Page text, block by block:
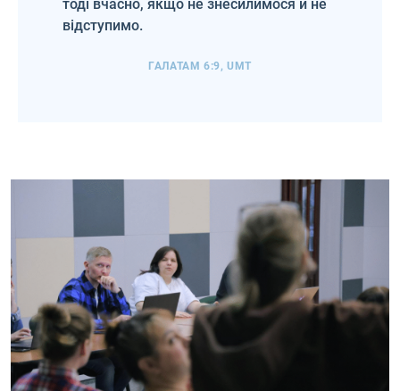
тоді вчасно, якщо не знесилимося й не
відступимо.
ГАЛАТАМ 6:9, UMT